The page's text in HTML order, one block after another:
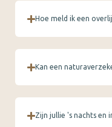
Hoe meld ik een
Kan een
Zijn jullie 's nachts en